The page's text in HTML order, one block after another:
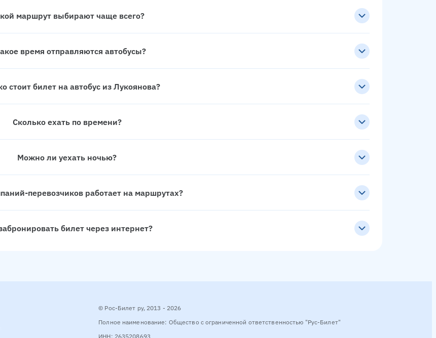
маршрут выбирают чаще всего?
время отправляются автобусы?
стоит билет на автобус из Лукоянова?
Сколько ехать по времени?
Можно ли уехать ночью?
перевозчиков работает на маршрутах?
билет через интернет?
© Рос-Билет ру, 2013 - 2026
Полное наименование: Общество с ограниченной ответственностью "Рус-Билет"
ИНН: 2635208693